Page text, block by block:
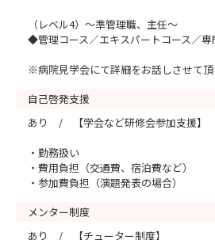
（レベル4）～準管理職、主任～
◆管理コース／エキスパートコース／専
※病院見学会にて詳細をお話しさせて頂
自己啓発支援
あり / 【学会など研修会参加支援
・勤務扱い
・費用負担（交通費、宿泊費など）
・参加費負担（演題発表の場合）
メンター制度
あり / 【チューター制度】